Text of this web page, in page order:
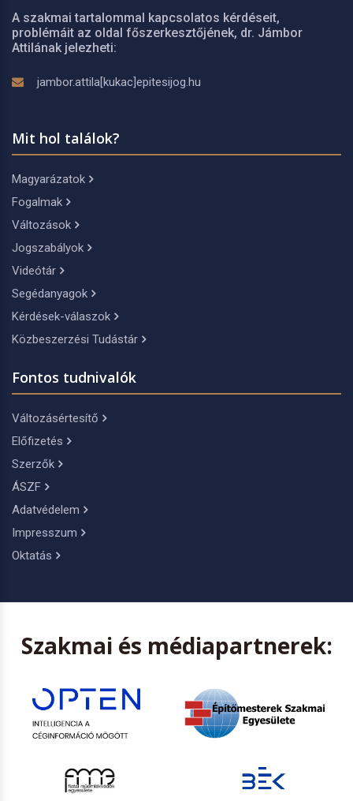
A szakmai tartalommal kapcsolatos kérdéseit,
problémáit az oldal főszerkesztőjének, dr. Jámbor
Attilának jelezheti:
jambor.attila[kukac]epitesijog.hu
Mit hol találok?
Magyarázatok
Fogalmak
Változások
Jogszabályok
Videótár
Segédanyagok
Kérdések-válaszok
Közbeszerzési Tudástár
Fontos tudnivalók
Változásértesítő
Előfizetés
Szerzők
ÁSZF
Adatvédelem
Impresszum
Oktatás
Szakmai és médiapartnerek: